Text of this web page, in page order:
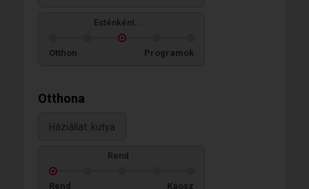
Esténként...
Otthon Programok
Otthona
Háziállat: kutya
Rend
Rend Káosz